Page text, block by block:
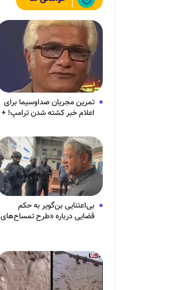
تمرین مجریان صداوسیما برای
اعلام خبر کشته شدن ترامپ! +
بی‌اعتنایی بن‌گویر به حکم
قضایی درباره «طرح تمساح‌های